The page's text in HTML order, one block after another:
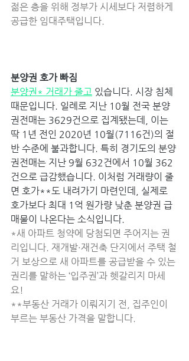
젊은 층을 위해 정부가 시세보다 저렴하게
공급한 임대주택입니다.
분양권 호가 빠짐
분양권* 거래가 줄고 있습니다. 시장 침체
때문입니다. 일례로 지난 10월 전국 분양
권전매는 3629건으로 집계됐는데, 이는
딱 1년 전인 2020년 10월(7116건)의 절
반 수준에 불과합니다. 특히 경기도의 분양
권전매는 지난 9월 632건에서 10월 362
건으로 급감했습니다. 이처럼 거래량이 줄
면 호가**도 내려가기 마련인데, 실제로
호가보다 최대 1억 원가량 낮춘 분양권 급
매물이 나온다는 소식입니다.
*새 아파트 청약에 당첨되면 주어지는 권
리입니다. 재개발·재건축 단지에서 주택 철
거 보상으로 새 아파트를 공급받을 수 있는
권리를 말하는 ‘입주권’과 헷갈리지 마세
요!
**부동산 거래가 이뤄지기 전, 집주인이
부르는 부동산 가격을 말합니다.